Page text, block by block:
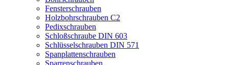
Fensterschrauben
Holzbohrschrauben C2
Pedixschrauben
Schloßschraube DIN 603
Schlüsselschrauben DIN 571
Spanplattenschrauben
Sparrenschrauben